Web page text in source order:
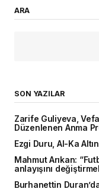
ARA
SON YAZILAR
Zarife Guliyeva,
Düzenlenen Anma
Ezgi Duru, Al-Ka
Mahmut Arıkan:
anlayışını
Burhanettin